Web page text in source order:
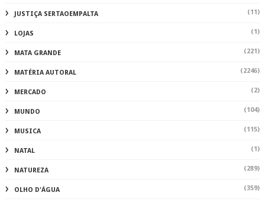
JUSTIÇA SERTAOEMPALTA (11)
LOJAS (1)
MATA GRANDE (221)
MATÉRIA AUTORAL (2246)
MERCADO (2)
MUNDO (104)
MUSICA (115)
NATAL (1)
NATUREZA (289)
OLHO D'ÁGUA (359)